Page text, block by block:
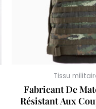
Tissu
Fabricant De
Résistant Aux